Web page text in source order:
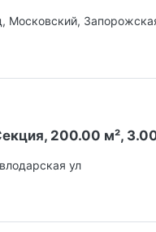
Московский,
200.00 м²,
ул